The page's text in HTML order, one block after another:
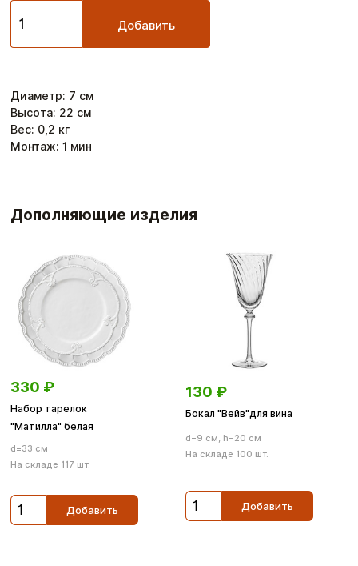
Добавить
Диаметр: 7 см
Высота: 22 см
Вес: 0,2 кг
Монтаж: 1 мин
Дополняющие изделия
330 ₽
Набор тарелок
"Матилла" белая
d=33 см
На складе 117 шт.
Добавить
130 ₽
Бокал "Вейв"для вина
d=9 см, h=20 см
На складе 100 шт.
Добавить